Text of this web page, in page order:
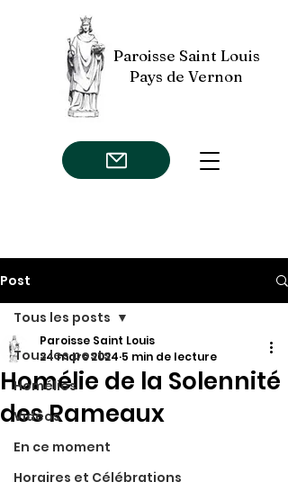
Paroisse Saint Louis
Pays de Vernon
Post
Tous les posts
Homélies
Vidéos
En ce moment
Horaires et Célébrations
Tous les posts
Homélie de la Solennité
des Rameaux
Paroisse Saint Louis
24 mars 2024 5 min de lecture